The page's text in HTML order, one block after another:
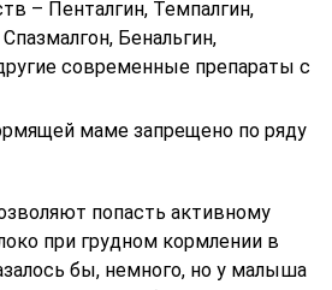
– Пенталгин, Темпалгин,
Бенальгин,
современные препараты с
маме запрещено по ряду
попасть активному
при грудном кормлении в
бы, немного, но у малыша